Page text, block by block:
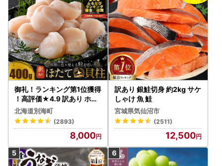
御礼！ランキング第1位獲得
！高評価★4.9 訳あり ホタ
テ 400g（ほたて 帆立 貝柱
冷凍 ）
北海道別海町
(2893)
8,000
訳あり 銀鮭切身 約2kg サケ
しゃけ 魚 鮭
宮城県気仙沼市
(2511)
12,500